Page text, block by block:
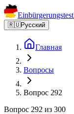
Einbürgerungstest
🇷🇺Русский
Главная
Вопросы
Вопрос 292
Вопрос 292 из 300